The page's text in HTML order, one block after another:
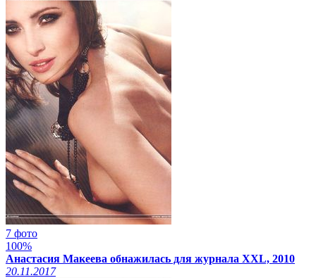
7 фото
100%
Анастасия Макеева обнажилась для журнала XXL, 2010
20.11.2017